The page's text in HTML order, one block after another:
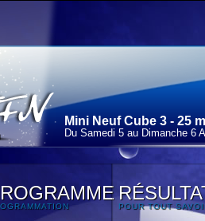
Mini Neuf Cube 3 - 25 m
Du Samedi 5 au Dimanche 6
POUR TOUT